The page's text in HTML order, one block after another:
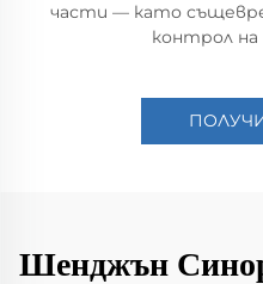
части — като
контрол
Шенджън